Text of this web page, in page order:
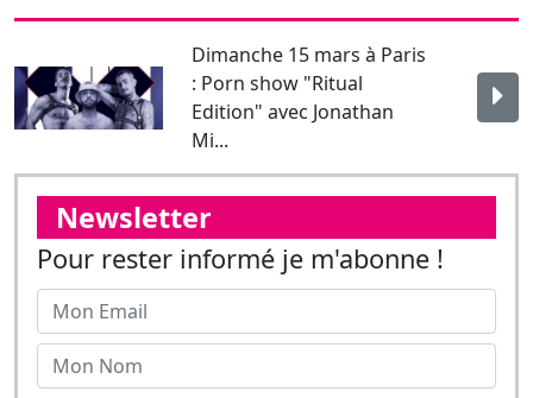
Dimanche 15 mars à Paris
: Porn show "Ritual
Edition" avec Jonathan
Mi...
Newsletter
Pour rester informé je m'abonne !